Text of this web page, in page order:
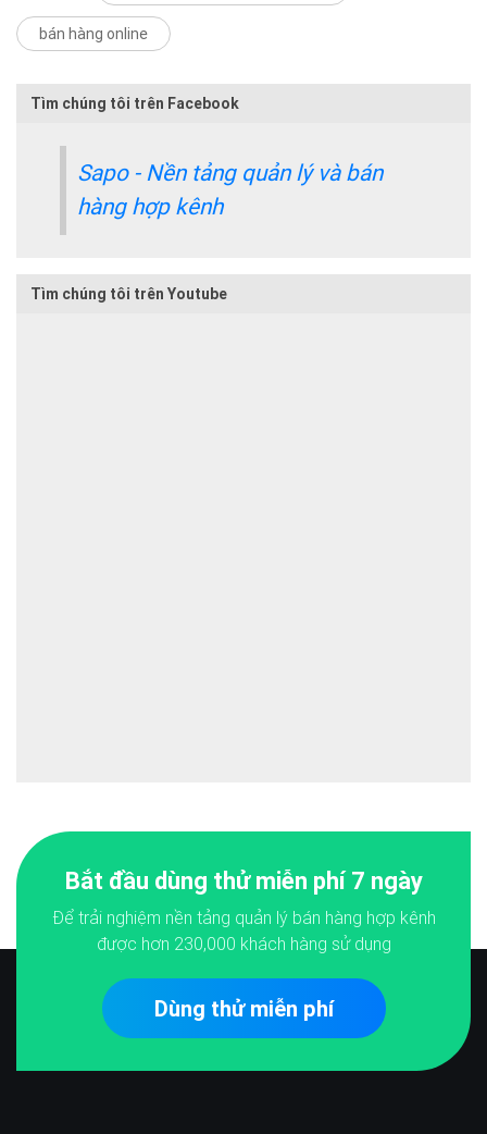
bán hàng online
Tìm chúng tôi trên Facebook
Sapo - Nền tảng quản lý và bán
hàng hợp kênh
Tìm chúng tôi trên Youtube
Bắt đầu dùng thử miễn phí 7 ngày
Để trải nghiệm nền tảng quản lý bán hàng hợp kênh
được hơn 230,000 khách hàng sử dụng
Dùng thử miễn phí